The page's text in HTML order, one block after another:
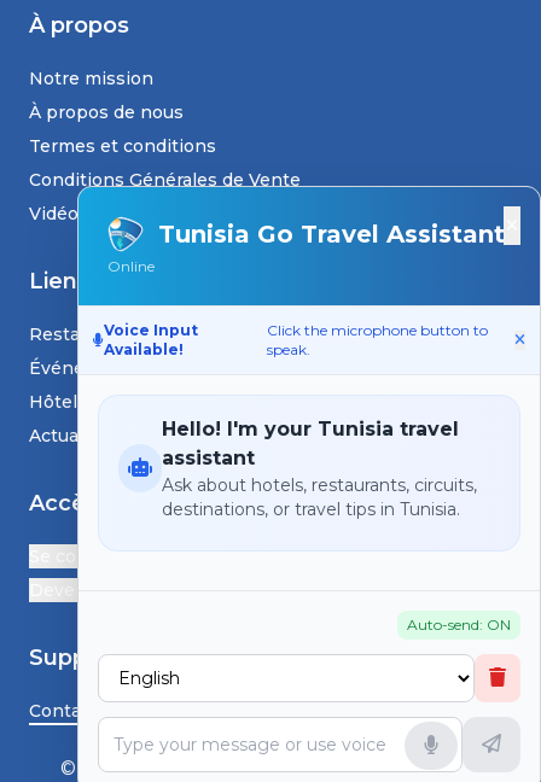
Tunisia Go Travel Assistant
Online
Voice Input
Available!
Click the microphone button to
speak.
Hello! I'm your Tunisia travel
assistant
Ask about hotels, restaurants, circuits,
destinations, or travel tips in Tunisia.
Auto-send: ON
À propos
Notre mission
À propos de nous
Termes et conditions
Conditions Générales de Vente
Vidéos
Liens
Restaurants
Événements
Hôtels
Actualités et blogs
Accès
Se connecter
Support
Contactez-nous
© HS TunisiaGoTravel - Tous droits réservés.